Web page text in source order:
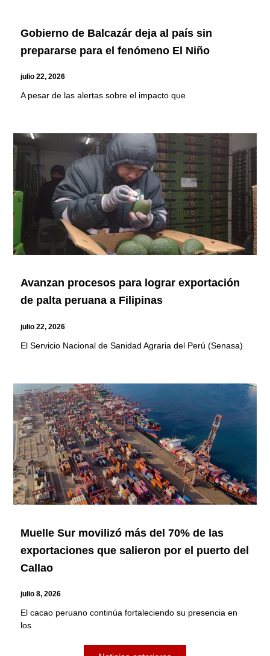
Gobierno de Balcazár deja al país sin
prepararse para el fenómeno El Niño
julio 22, 2026
A pesar de las alertas sobre el impacto que
Avanzan procesos para lograr exportación
de palta peruana a Filipinas
julio 22, 2026
El Servicio Nacional de Sanidad Agraria del Perú (Senasa)
Muelle Sur movilizó más del 70% de las
exportaciones que salieron por el puerto del
Callao
julio 8, 2026
El cacao peruano continúa fortaleciendo su presencia en
los